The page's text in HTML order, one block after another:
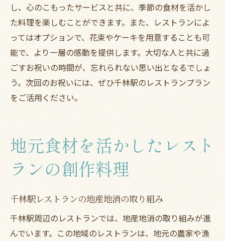
し、心のこもったサービスと共に、季節の食材を活かし
た料理を楽しむことができます。また、レストランによ
ってはオプションで、花束やケーキを用意することも可
能で、より一層の感動を提供します。大切な人と共に過
ごすお祝いの時間が、忘れられない思い出となるでしょ
う。次回のお祝いには、ぜひ千林駅のレストランプラン
をご活用ください。
地元食材を活かしたレスト
ランの創作料理
千林駅レストランの地産地消の取り組み
千林駅周辺のレストランでは、地産地消の取り組みが進
んでいます。この地域のレストランは、地元の農家や漁